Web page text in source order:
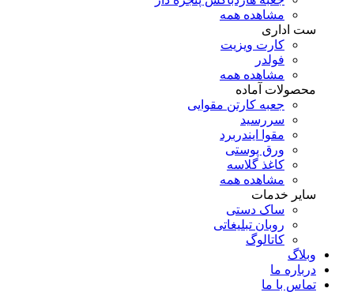
مشاهده همه
ست اداری
کارت ویزیت
فولدر
مشاهده همه
محصولات آماده
جعبه کارتن مقوایی
سررسید
مقوا ایندربرد
ورق پوستی
کاغذ گلاسه
مشاهده همه
سایر خدمات
ساک دستی
روبان تبلیغاتی
کاتالوگ
وبلاگ
درباره ما
تماس با ما